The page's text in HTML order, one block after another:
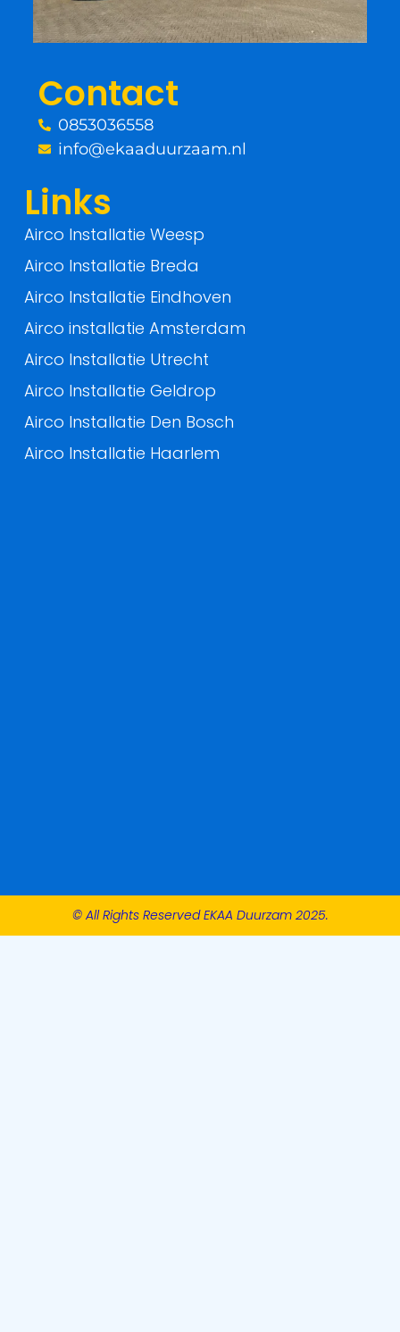
o
k
-
e
Contact
0853036558
info@ekaaduurzaam.nl
Links
Airco Installatie Weesp
Airco Installatie Breda
Airco Installatie Eindhoven
Airco installatie Amsterdam
Airco Installatie Utrecht
Airco Installatie Geldrop
Airco Installatie Den Bosch
Airco Installatie Haarlem
© All Rights Reserved EKAA Duurzam 2025.